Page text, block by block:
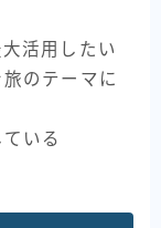
活用したい
のテーマに
いる